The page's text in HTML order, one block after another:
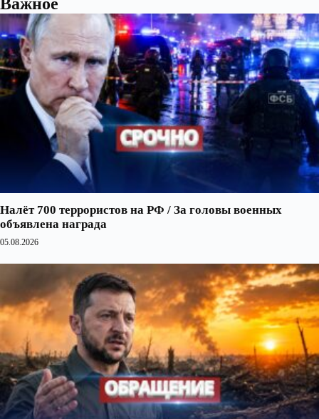
Налёт 700 террористов на РФ / За головы военных
объявлена награда
05.08.2026